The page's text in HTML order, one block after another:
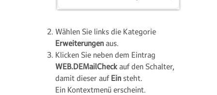
Wählen Sie links die Kategorie
Erweiterungen aus.
Klicken Sie neben dem Eintrag
WEB.DEMailCheck auf den Schalter,
damit dieser auf Ein steht.
Ein Kontextmenü erscheint.